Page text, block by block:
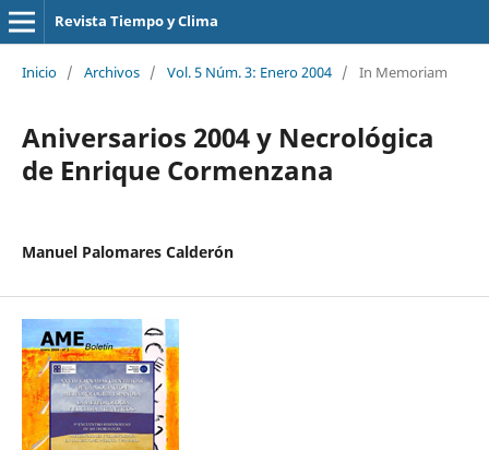
Revista Tiempo y Clima
Inicio / Archivos / Vol. 5 Núm. 3: Enero 2004 / In Memoriam
Aniversarios 2004 y Necrológica
de Enrique Cormenzana
Manuel Palomares Calderón